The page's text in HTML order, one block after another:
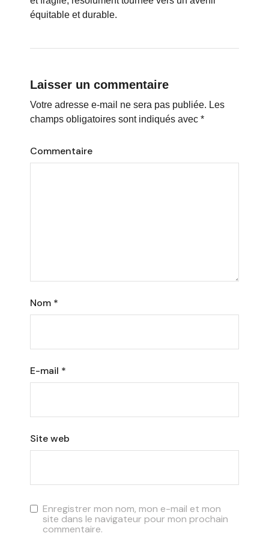
équitable et durable.
Laisser un commentaire
Votre adresse e-mail ne sera pas publiée. Les
champs obligatoires sont indiqués avec*
Commentaire
Nom *
E-mail *
Site web
Enregistrer mon nom, mon e-mail et mon
site dans le navigateur pour mon prochain
commentaire.